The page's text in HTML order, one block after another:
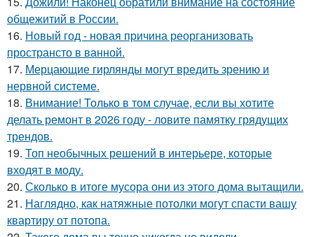
общежитий в России.
16. Новый год - новая причина реорганизовать
пространсто в ванной.
17. Мерцающие гирлянды могут вредить зрению и
нервной системе.
18. Внимание! Только в том случае, если вы хотите
делать ремонт в 2026 году - ловите памятку грядущих
трендов.
19. Топ необычных решений в интерьере, которые
входят в моду.
20. Сколько в итоге мусора они из этого дома вытащили.
21. Наглядно, как натяжные потолки могут спасти вашу
квартиру от потопа.